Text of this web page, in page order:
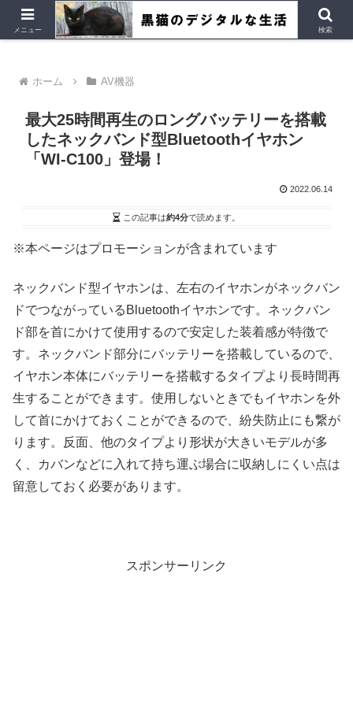
デジタルデバイス、Ubuntu など
ホーム AV機器
最大25時間再生のロングバッテリーを搭載
したネックバンド型Bluetoothイヤホン
「WI-C100」登場！
2022.06.14
この記事は約4分で読めます。
※本ページはプロモーションが含まれています
ネックバンド型イヤホンは、左右のイヤホンがネックバン
ドでつながっているBluetoothイヤホンです。ネックバン
ド部を首にかけて使用するので安定した装着感が特徴で
す。ネックバンド部分にバッテリーを搭載しているので、
イヤホン本体にバッテリーを搭載するタイプより長時間再
生することができます。使用しないときでもイヤホンを外
して首にかけておくことができるので、紛失防止にも繋が
ります。反面、他のタイプより形状が大きいモデルが多
く、カバンなどに入れて持ち運ぶ場合に収納しにくい点は
留意しておく必要があります。
スポンサーリンク
メニュー 検索